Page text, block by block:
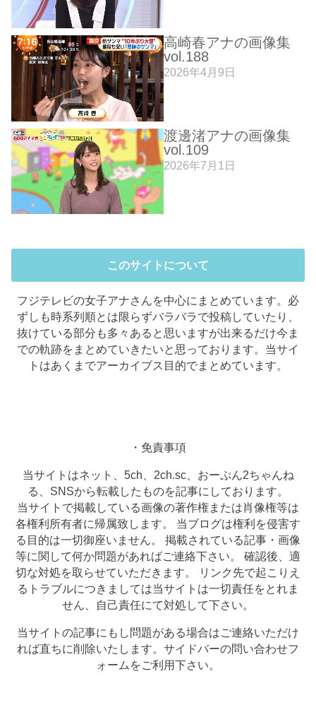
高崎春アナの画像集
vol.188
2026年4月9日
渡邊渚アナの画像集
vol.109
2026年7月1日
このサイトについて
フジテレビの女子アナさんを中心にまとめています。必
ずしも時系列順とは限らずバラバラで投稿していたり、
抜けている部分も多々あると思いますが出来るだけ今ま
での軌跡をまとめていきたいと思っております。当サイ
トはあくまでアーカイブス目的でまとめています。
・免責事項
当サイトはネット、5ch、2ch.sc、おーぷん2ちゃんね
る、SNSから転載したものを記事にしております。
当サイトで掲載している画像の著作権または肖像権等は
各権利所有者に帰属致します。 当ブログは権利を侵害す
る目的は一切御座いません。 掲載されている記事・画像
等に関して何か問題があればご連絡下さい。 確認後、適
切な対処を取らせていただきます。 リンク先で起こりえ
るトラブルにつきましては当サイトは一切責任をとれま
せん、自己責任にて対処して下さい。
当サイトの記事にもし問題がある場合はご連絡いただけ
れば直ちに削除いたします。サイドバーの問い合わせフ
ォームをご利用下さい。